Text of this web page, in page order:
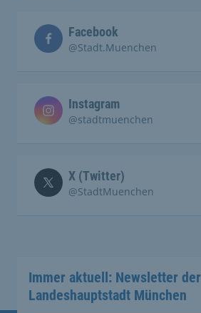
Facebook
@Stadt.Muenchen
Instagram
@stadtmuenchen
X (Twitter)
@StadtMuenchen
Immer aktuell: Newsletter der
Landeshauptstadt München